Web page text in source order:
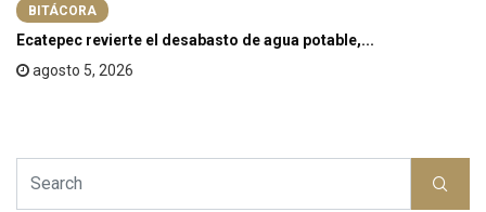
BITÁCORA
Ecatepec revierte el desabasto de agua potable,...
agosto 5, 2026